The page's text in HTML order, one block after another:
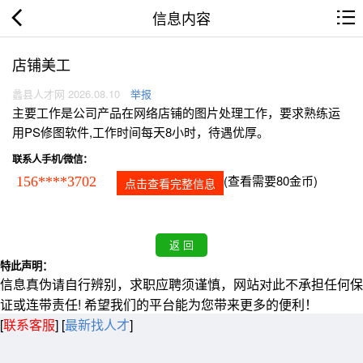
信息内容
店铺美工
蠡县人才网 2026.08.10 举报
主要工作是公司产品在网络店铺的图片处理工作，要求熟练运
用PS修图软件,工作时间每天8小时，待遇优厚。
联系人手机/微信：
156****3702 点击查看完整信息 (查看需要80金币)
特此声明：
信息真伪请自行辨别，求职应聘须谨慎，网站对此不承担任何保
证或连带责任! 希望我们的平台能为您带来更多的便利！
[联系客服] [最新找人才]